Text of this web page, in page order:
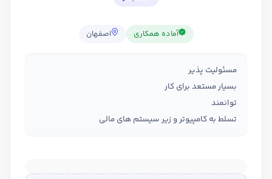
آماده همکاری اصفهان
مسئولیت پذیر
بسیار مستعد برای کار
توانمند
تسلط به کامپیوتر و زیر سیستم های مالی